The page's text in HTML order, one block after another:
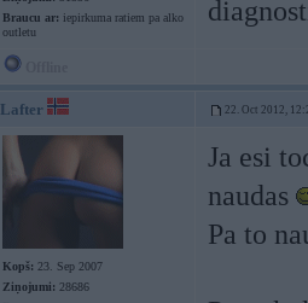
Braucu ar: iepirkuma ratiem pa alko
outletu
Lafter 22. Oct 2012,
Kopš: 23. Sep 2007
Ziņojumi: 28686
Ja esi
naudas
Pa to